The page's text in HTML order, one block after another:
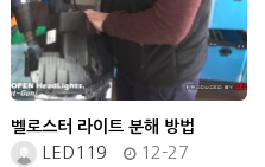
벨로스터 라이트 분해 방법
LED119
12-27